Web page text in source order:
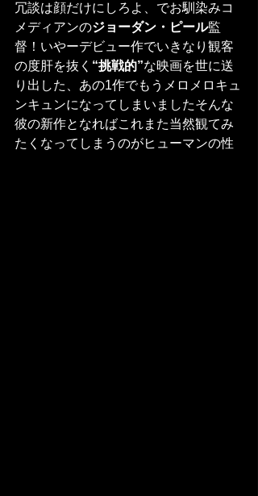
冗談は顔だけにしろよ、でお馴染みコ
メディアンのジョーダン・ピール監
督！いやーデビュー作でいきなり観客
の度肝を抜く “挑戦的”な映画を世に送
り出した、あの1作でもうメロメロキュ
ンキュンになってしまいましたそんな
彼の新作となればこれまた当然観てみ
たくなってしまうのがヒューマンの性